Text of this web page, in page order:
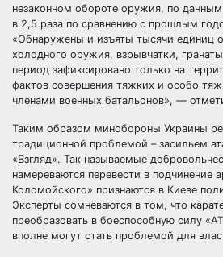
незаконном обороте оружия, по
в 2,5 раза по сравнению с прошлым
«Обнаружены и изъяты тысячи единиц
холодного оружия, взрывчатки,
период зафиксировано только на
фактов совершения тяжких и особо
членами военных батальонов», —
Таким образом минобороны Украины
традиционной проблемой – засильем
«Взгляд». Так называемые
намереваются перевести в подчинение
Коломойского» признаются в Киеве
Эксперты сомневаются в том, что
преобразовать в боеспособную силу
вполне могут стать проблемой для